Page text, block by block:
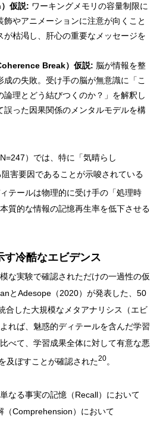
仮説: ワーキングメモリの容量制限に
飾やアニメーションに注意が向くこと
が枯渇し、肝心の重要なメッセージを
Break）仮説: 脳が情報を整
の失敗。受け手の脳が無意識に「こ
論理とどう結びつくのか？」を解釈し
誤った因果関係のメンタルモデルを構
）では、特に「気晴らし
阻害要因であることが示唆されている
テールは物理的に受け手の「処理時
質的な情報の記憶再生率を低下させる
す冷酷なエビデンス
な実験で確認されただけの一過性の仮
とAdesope（2020）が発表した、50
合した大規模なメタアナリシス（エビ
れば、魅惑的ディテールを含んだ学習
べて、学習成果全体に対して有意な悪
及ぼすことが確認された20。
なる事実の記憶（Recall）において
（Comprehension）において